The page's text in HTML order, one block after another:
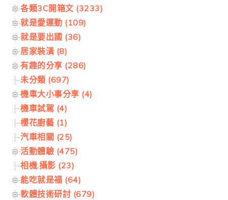
各類3C開箱文 (3233)
就是愛運動 (109)
就是要出國 (36)
居家裝潢 (8)
有趣的分享 (286)
未分類 (697)
機車大小事分享 (4)
機車試駕 (4)
櫻花廚藝 (1)
汽車相關 (25)
活動體驗 (475)
相機.攝影 (23)
能吃就是福 (64)
軟體技術研討 (679)